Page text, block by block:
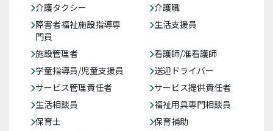
介護タクシー
介護職
障害者福祉施設指導専
門員
生活支援員
施設管理者
看護師/准看護師
学童指導員/児童支援員
送迎ドライバー
サービス管理責任者
サービス提供責任者
生活相談員
福祉用具専門相談員
保育士
保育補助